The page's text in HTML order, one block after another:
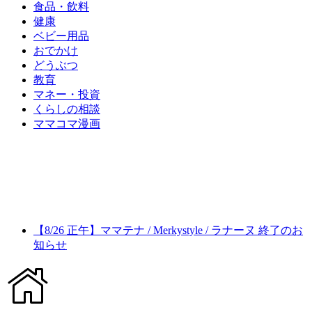
食品・飲料
健康
ベビー用品
おでかけ
どうぶつ
教育
マネー・投資
くらしの相談
ママコマ漫画
【8/26 正午】ママテナ / Merkystyle / ラナーヌ 終了のお
知らせ